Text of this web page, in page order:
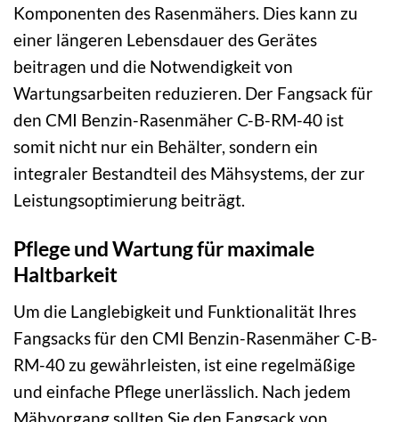
Komponenten des Rasenmähers. Dies kann zu
einer längeren Lebensdauer des Gerätes
beitragen und die Notwendigkeit von
Wartungsarbeiten reduzieren. Der Fangsack für
den CMI Benzin-Rasenmäher C-B-RM-40 ist
somit nicht nur ein Behälter, sondern ein
integraler Bestandteil des Mähsystems, der zur
Leistungsoptimierung beiträgt.
Pflege und Wartung für maximale
Haltbarkeit
Um die Langlebigkeit und Funktionalität Ihres
Fangsacks für den CMI Benzin-Rasenmäher C-B-
RM-40 zu gewährleisten, ist eine regelmäßige
und einfache Pflege unerlässlich. Nach jedem
Mähvorgang sollten Sie den Fangsack von